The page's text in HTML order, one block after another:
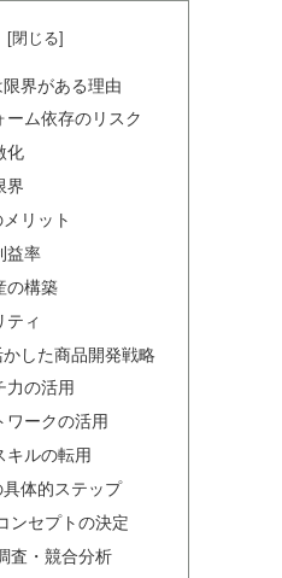
界がある理由
ーム依存のリスク
化
界
リット
益率
の構築
ティ
した商品開発戦略
力の活用
ワークの活用
キルの転用
体的ステップ
ンセプトの決定
査・競合分析